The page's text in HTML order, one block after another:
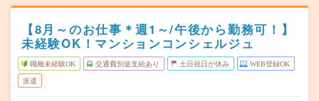
【8月～のお仕事＊週1～/午後から勤務可！】
未経験OK！マンションコンシェルジュ
職種未経験OK 交通費別途支給あり 土日祝日が休み WEB登録OK
派遣